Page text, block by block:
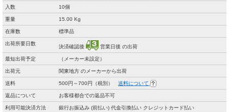
入数 10個
重量 15.00 Kg
在庫数 標準品
出荷所要日数
決済確認後 営業日後 の出荷
最短出荷予定 （メーカー未設定）
出荷元 関東地方 のメーカーから出荷
送料 500円～700円（税別） 送料について
返品について お客様都合での返品不可
利用可能決済方法 銀行お振込み (前払い) 代金引換払い クレジットカード払い